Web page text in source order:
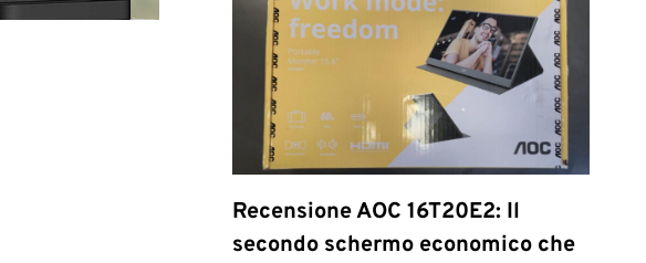
Recensione AOC 16T20E2: Il
secondo schermo economico che